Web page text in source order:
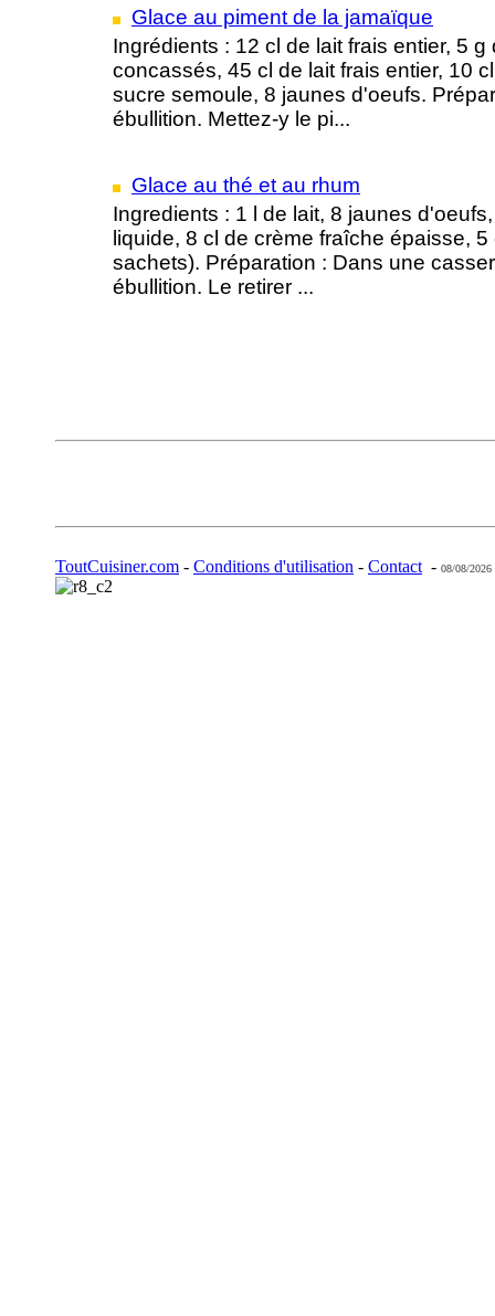
Glace au piment de la jamaïque
Ingrédients : 12 cl de lait frais entier, 5
concassés, 45 cl de lait frais entier, 10
sucre semoule, 8 jaunes d'oeufs.
ébullition. Mettez-y le pi...
Glace au thé et au rhum
Ingredients : 1 l de lait, 8 jaunes
liquide, 8 cl de crème fraîche épaisse,
sachets). Préparation : Dans une
ébullition. Le retirer ...
ToutCuisiner.com - Conditions d'utilisation - Contact - 08/08/2026